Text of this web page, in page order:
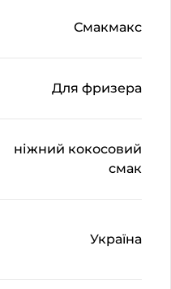
Смакмакс
Для фризера
ніжний кокосовий
смак
Україна